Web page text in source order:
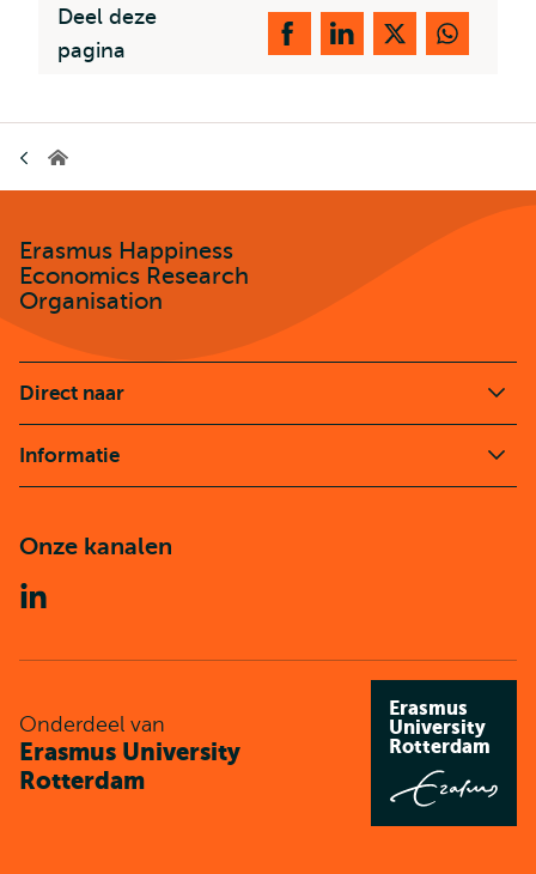
Deel deze
pagina
Erasmus
Erasmus Happiness
Economics Research
Organisation
Direct naar
Informatie
Onze kanalen
Onderdeel van
Erasmus University
Rotterdam
Erasmus
University
Rotterdam